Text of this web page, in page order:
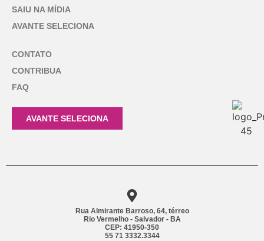
SAIU NA MÍDIA
AVANTE SELECIONA
CONTATO
CONTRIBUA
FAQ
AVANTE SELECIONA
Rua Almirante Barroso, 64, térreo
Rio Vermelho - Salvador - BA
CEP: 41950-350
55 71 3332.3344